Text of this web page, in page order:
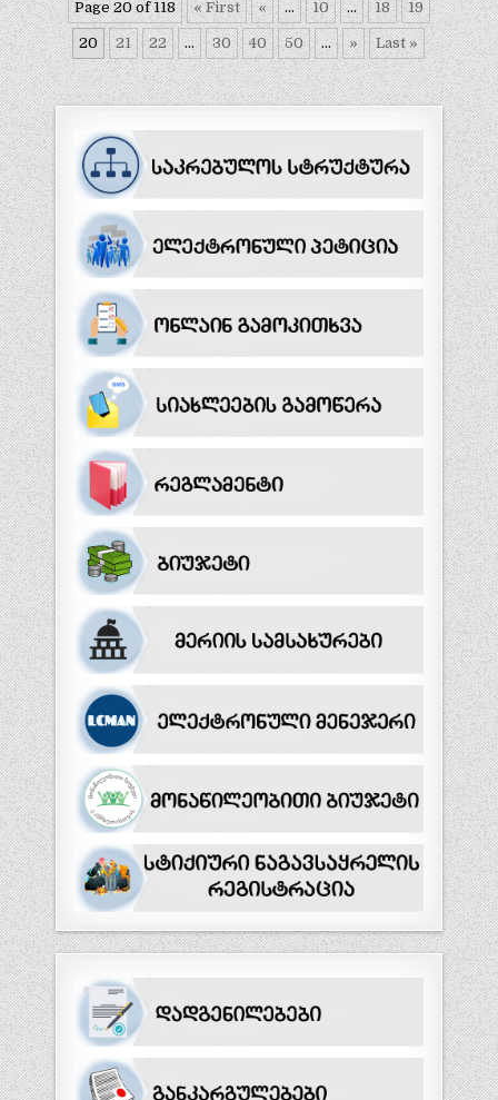
Page 20 of 118 « First « ... 10 ... 18 19
20 21 22 ... 30 40 50 ... » Last »